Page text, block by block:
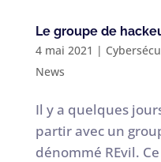
Le groupe de
4 mai 2021 |
News
Il y a quelques
partir avec un
dénommé REvil.